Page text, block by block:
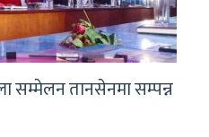
सम्मेलन तानसेनमा सम्पन्न